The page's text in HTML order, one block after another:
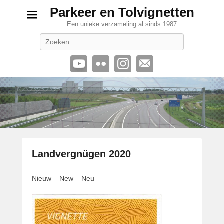
Parkeer en Tolvignetten
Een unieke verzameling al sinds 1987
Landvergnügen 2020
e
a
Nieuw – New – Neu